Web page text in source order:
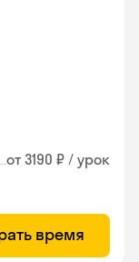
от 3190 ₽ / урок
время